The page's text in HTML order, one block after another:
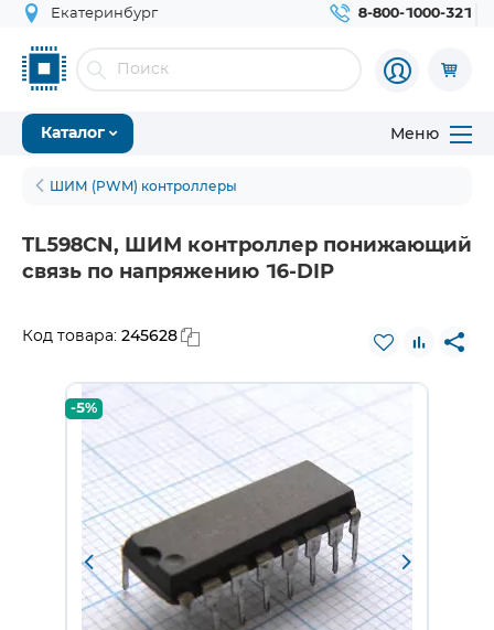
Екатеринбург 8-800-1000-321
Каталог Меню
ШИМ (PWM) контроллеры
TL598CN, ШИМ контроллер понижающий
связь по напряжению 16-DIP
Код товара: 245628
-5%